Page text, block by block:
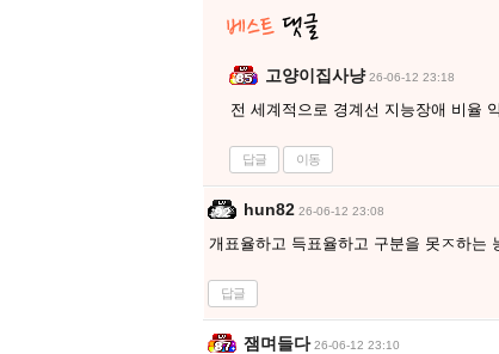
고양이집사냥 26-06-12 23:18
전 세계적으로 경계선 지능장애 비율
답글 이동
hun82 26-06-12 23:08
개표율하고 득표율하고 구분을 못ㅈ하는
답글
잼며들다 26-06-12 23:10